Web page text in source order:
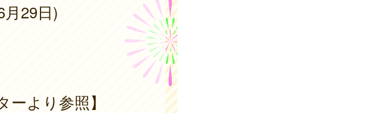
29日)
より参照】